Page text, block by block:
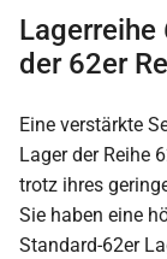
der 62er
Eine verstärkte
Lager der Reihe
trotz ihres
Sie haben eine
Standard-62er